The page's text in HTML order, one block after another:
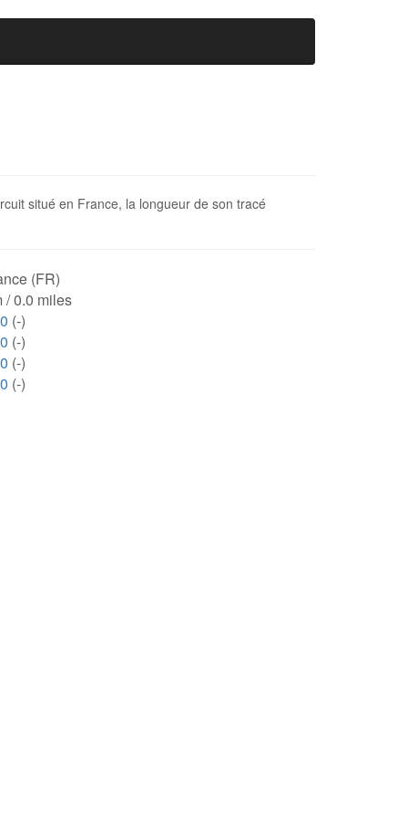
situé en France, la longueur de son tracé
(FR)
/ 0.0 miles
(-)
(-)
(-)
(-)